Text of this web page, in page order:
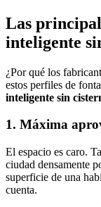
Las
inteligente
¿Por qué los
estos perfiles de
inteligente sin
1. Máxima
El espacio es caro.
ciudad densamente
superficie de una
cuenta.